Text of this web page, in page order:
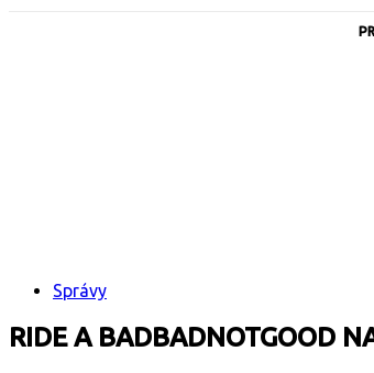
Správy
RIDE A BADBADNOTGOOD